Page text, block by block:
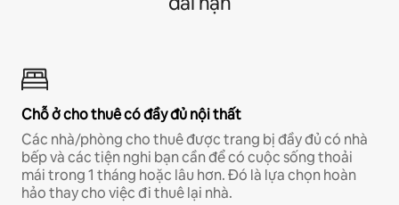
Chỗ ở cho thuê có đầy đủ nội thất
Các nhà/phòng cho thuê được trang bị đầy đủ có nhà
bếp và các tiện nghi bạn cần để có cuộc sống thoải
mái trong 1 tháng hoặc lâu hơn. Đó là lựa chọn hoàn
hảo thay cho việc đi thuê lại nhà.